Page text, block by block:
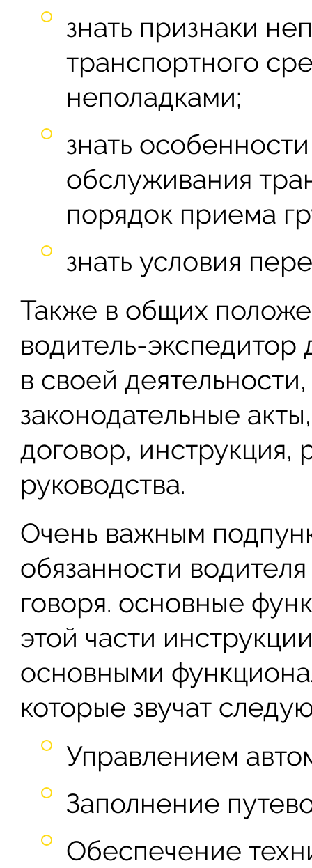
знать признаки
транспортного
неполадками;
знать
обслуживания
порядок приема
знать условия
Также в общих
водитель-экспедитор
в своей
законодательные
договор, инструкция,
руководства.
Очень важным
обязанности
говоря. основные
этой части
основными
которые звучат
Управлением
Заполнение
Обеспечение